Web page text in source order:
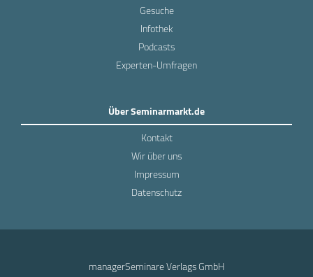
Gesuche
Infothek
Podcasts
Experten-Umfragen
Über Seminarmarkt.de
Kontakt
Wir über uns
Impressum
Datenschutz
managerSeminare Verlags GmbH